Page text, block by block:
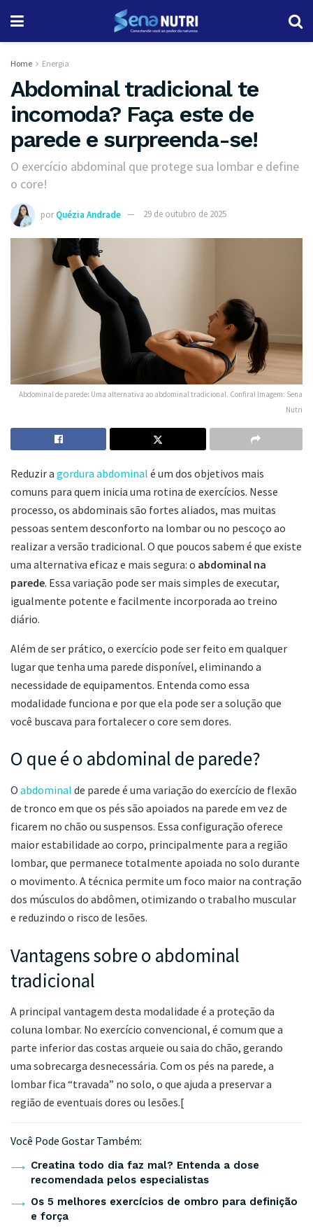
Home Energia
Abdominal tradicional te
incomoda? Faça este de
parede e surpreenda-se!
O exercício abdominal que protege sua lombar e define
o core!
por Quézia Andrade 29 de outubro de 2025
Abdominal de parede: Uma alternativa ao abdominal tradicional. Confira! Imagem: Sena
Nutri
Reduzir a gordura abdominal é um dos objetivos mais
comuns para quem inicia uma rotina de exercícios. Nesse
processo, os abdominais são fortes aliados, mas muitas
pessoas sentem desconforto na lombar ou no pescoço ao
realizar a versão tradicional. O que poucos sabem é que existe
uma alternativa eficaz e mais segura: o abdominal na
parede. Essa variação pode ser mais simples de executar,
igualmente potente e facilmente incorporada ao treino
diário.
Além de ser prático, o exercício pode ser feito em qualquer
lugar que tenha uma parede disponível, eliminando a
necessidade de equipamentos. Entenda como essa
modalidade funciona e por que ela pode ser a solução que
você buscava para fortalecer o core sem dores.
O que é o abdominal de parede?
O abdominal de parede é uma variação do exercício de flexão
de tronco em que os pés são apoiados na parede em vez de
ficarem no chão ou suspensos. Essa configuração oferece
maior estabilidade ao corpo, principalmente para a região
lombar, que permanece totalmente apoiada no solo durante
o movimento. A técnica permite um foco maior na contração
dos músculos do abdômen, otimizando o trabalho muscular
e reduzindo o risco de lesões.
Vantagens sobre o abdominal
tradicional
A principal vantagem desta modalidade é a proteção da
coluna lombar. No exercício convencional, é comum que a
parte inferior das costas arqueie ou saia do chão, gerando
uma sobrecarga desnecessária. Com os pés na parede, a
lombar fica “travada” no solo, o que ajuda a preservar a
região de eventuais dores ou lesões.[
Você Pode Gostar Também:
Creatina todo dia faz mal? Entenda a dose
recomendada pelos especialistas
Os 5 melhores exercícios de ombro para definição
e força